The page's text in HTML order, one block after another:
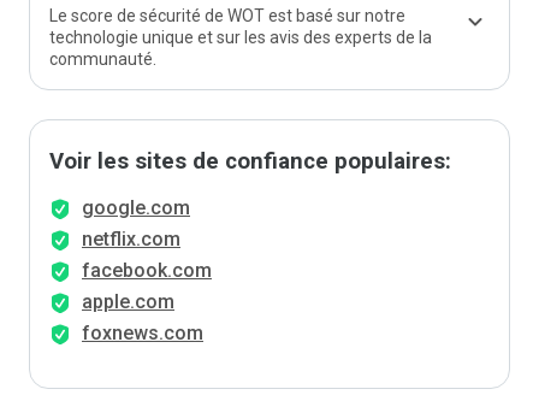
Le score de sécurité de WOT est basé sur notre
technologie unique et sur les avis des experts de la
communauté.
Voir les sites de confiance populaires:
google.com
netflix.com
facebook.com
apple.com
foxnews.com